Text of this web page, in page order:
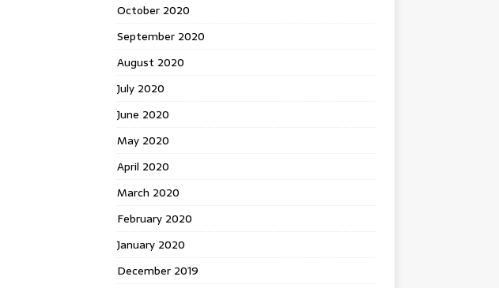
October 2020
September 2020
August 2020
July 2020
June 2020
May 2020
April 2020
March 2020
February 2020
January 2020
December 2019